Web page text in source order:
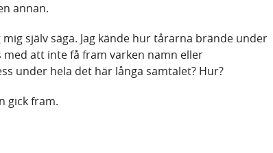
annan.
själv säga. Jag kände hur tårarna brände under
med att inte få fram varken namn eller
under hela det här långa samtalet? Hur?
gick fram.